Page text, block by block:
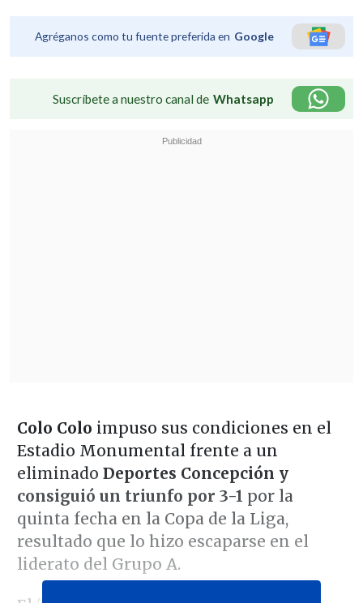
Agréganos como tu fuente preferida en Google
Suscríbete a nuestro canal de Whatsapp
Colo Colo impuso sus condiciones en el
Estadio Monumental frente a un
eliminado Deportes Concepción y
consiguió un triunfo por 3-1 por la
quinta fecha en la Copa de la Liga,
resultado que lo hizo escaparse en el
liderato del Grupo A.